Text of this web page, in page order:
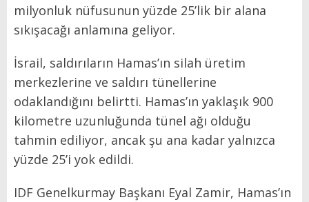
milyonluk nüfusunun yüzde 25’lik bir alana
sıkışacağı anlamına geliyor.
İsrail, saldırıların Hamas’ın silah üretim
merkezlerine ve saldırı tünellerine
odaklandığını belirtti. Hamas’ın yaklaşık 900
kilometre uzunluğunda tünel ağı olduğu
tahmin ediliyor, ancak şu ana kadar yalnızca
yüzde 25’i yok edildi.
IDF Genelkurmay Başkanı Eyal Zamir, Hamas’ın